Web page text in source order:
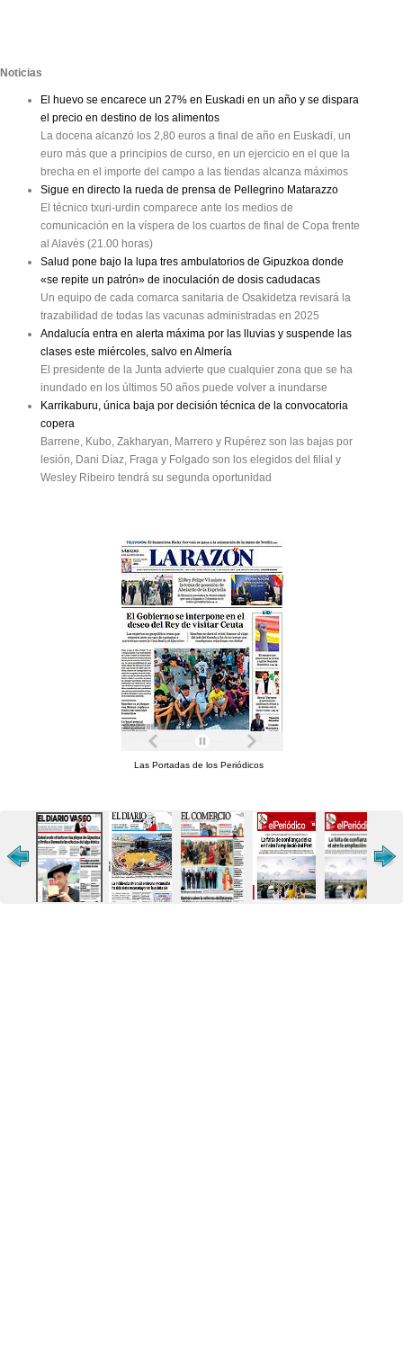
Noticias
El huevo se encarece un 27% en Euskadi en un año y se dispara
el precio en destino de los alimentos
La docena alcanzó los 2,80 euros a final de año en Euskadi, un
euro más que a principios de curso, en un ejercicio en el que la
brecha en el importe del campo a las tiendas alcanza máximos
Sigue en directo la rueda de prensa de Pellegrino Matarazzo
El técnico txuri-urdin comparece ante los medios de
comunicación en la víspera de los cuartos de final de Copa frente
al Alavés (21.00 horas)
Salud pone bajo la lupa tres ambulatorios de Gipuzkoa donde
«se repite un patrón» de inoculación de dosis cadudacas
Un equipo de cada comarca sanitaria de Osakidetza revisará la
trazabilidad de todas las vacunas administradas en 2025
Andalucía entra en alerta máxima por las lluvias y suspende las
clases este miércoles, salvo en Almería
El presidente de la Junta advierte que cualquier zona que se ha
inundado en los últimos 50 años puede volver a inundarse
Karrikaburu, única baja por decisión técnica de la convocatoria
copera
Barrene, Kubo, Zakharyan, Marrero y Rupérez son las bajas por
lesión, Dani Díaz, Fraga y Folgado son los elegidos del filial y
Wesley Ribeiro tendrá su segunda oportunidad
Las Portadas de los Periódicos